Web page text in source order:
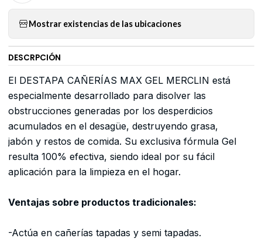
Mostrar existencias de las ubicaciones
DESCRPCIÓN
El DESTAPA CAÑERÍAS MAX GEL MERCLIN está
especialmente desarrollado para disolver las
obstrucciones generadas por los desperdicios
acumulados en el desagüe, destruyendo grasa,
jabón y restos de comida. Su exclusiva fórmula Gel
resulta 100% efectiva, siendo ideal por su fácil
aplicación para la limpieza en el hogar.
Ventajas sobre productos tradicionales:
-Actúa en cañerías tapadas y semi tapadas.